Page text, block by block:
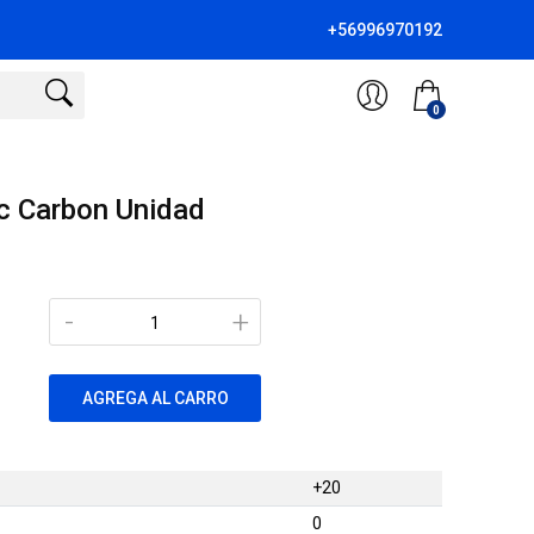
+56996970192
0
Carbon Unidad
+
-
AGREGA AL CARRO
+20
0